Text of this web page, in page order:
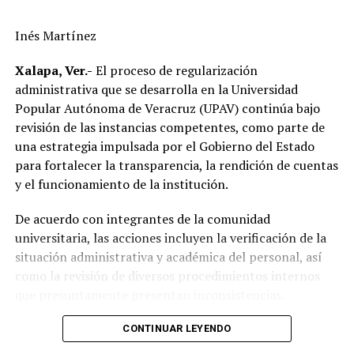
acuerdos alcanzados destaca la continuidad de los
trabajos de sustitución de postes, renovación de líneas
eléctricas y cambio de transformadores, acciones que
forman parte del programa de modernización de la
infraestructura eléctrica que impulsa la CFE en el
municipio.
Destacó que, en apenas siete meses, la inversión ejercida
por la Comisión Federal de Electricidad en Alvarado
supera la realizada durante los últimos diez años,
reflejando el resultado de las gestiones emprendidas por
la actual administración municipal para atender una de
las principales demandas de la población.
gestionando recursos y proyectos que contribuyan al
desarrollo del municipio y al bienestar de las familias
Inés Martínez
Xalapa, Ver.- El proceso de regularización
administrativa que se desarrolla en la Universidad
Popular Autónoma de Veracruz (UPAV) continúa bajo
revisión de las instancias competentes, como parte de
una estrategia impulsada por el Gobierno del Estado
para fortalecer la transparencia, la rendición de cuentas
y el funcionamiento de la institución.
De acuerdo con integrantes de la comunidad
universitaria, las acciones incluyen la verificación de la
situación administrativa y académica del personal, así
como la revisión de diversos procedimientos internos
Entre los aspectos que son objeto de análisis se
encuentran posibles casos de docentes con asignaciones
CONTINUAR LEYENDO